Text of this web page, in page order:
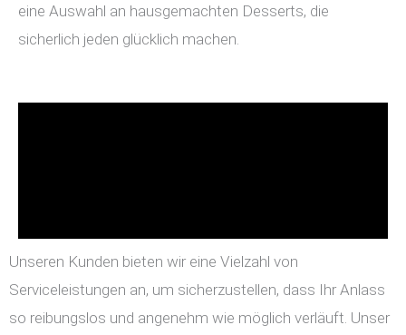
eine Auswahl an hausgemachten Desserts, die
sicherlich jeden glücklich machen.
Unseren Kunden bieten wir eine Vielzahl von
Serviceleistungen an, um sicherzustellen, dass Ihr Anlass
so reibungslos und angenehm wie möglich verläuft. Unser